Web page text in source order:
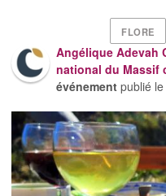
FLORE
Angélique Adevah
national du Massif
événement publié